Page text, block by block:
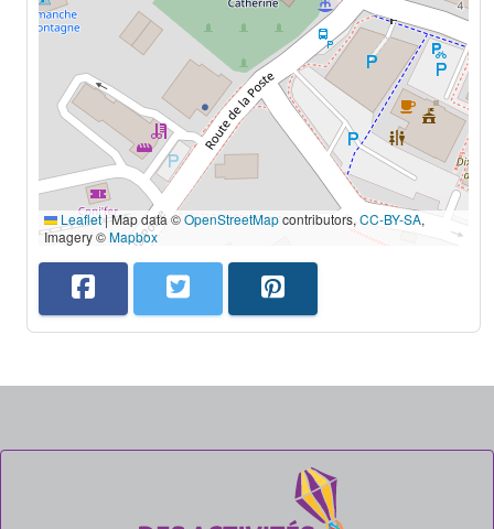
Leaflet|Map data ©OpenStreetMapcontributors,CC-BY-SA,
Imagery ©Mapbox